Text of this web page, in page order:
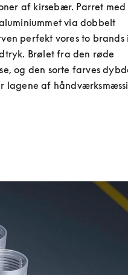
af kirsebær. Parret med
via dobbelt
perfekt vores to brands i
Brølet fra den røde
og den sorte farves
lagene af